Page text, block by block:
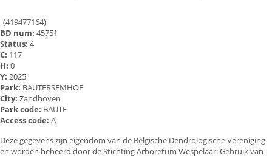
(419477164)
BD num: 45751
Status: 4
C: 117
H: 0
Y: 2025
Park: BAUTERSEMHOF
City: Zandhoven
Park code: BAUTE
Access code: A
Deze gegevens zijn eigendom van de Belgische Dendrologische Vereniging
en worden beheerd door de Stichting Arboretum Wespelaar. Gebruik van